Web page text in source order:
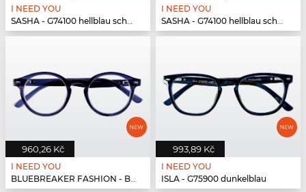
I NEED YOU
SASHA - G74100 hellblau schwarz
I NEED YOU
SASHA - G74100 hellblau schwarz
960,26 Kč
I NEED YOU
BLUEBREAKER FASHION - BLUEBR Fashion G79700 blau
993,89 Kč
I NEED YOU
ISLA - G75900 dunkelblau